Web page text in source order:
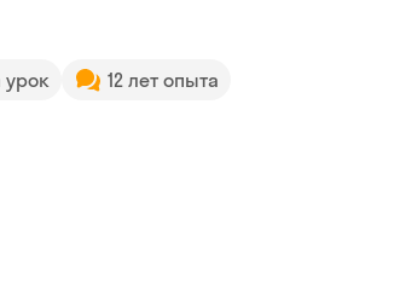
урок 12 лет опыта